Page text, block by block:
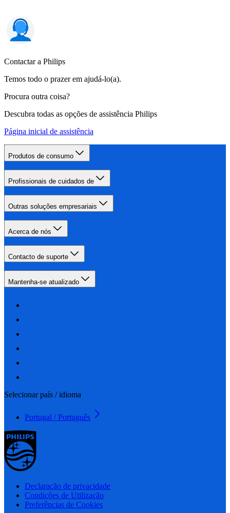
Contactar a Philips
Temos todo o prazer em ajudá-lo(a).
Procura outra coisa?
Descubra todas as opções de assistência Philips
Página inicial de assistência
Produtos de consumo
Profissionais de cuidados de
Outras soluções empresariais
Acerca de nós
Contacto de suporte
Mantenha-se atualizado
Selecionar país / idioma
Portugal / Português
Declaração de privacidade
Condições de Utilização
Preferências de Cookies